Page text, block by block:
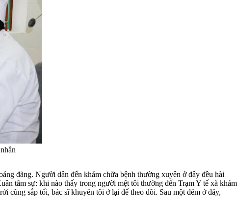
đãng. Người dân đến khám chữa bệnh thường xuyên ở đây đều hài
tâm sự: khi nào thấy trong người mệt tôi thường đến Trạm Y tế xã khám
cũng sắp tối, bác sĩ khuyên tôi ở lại để theo dõi. Sau một đêm ở đây,